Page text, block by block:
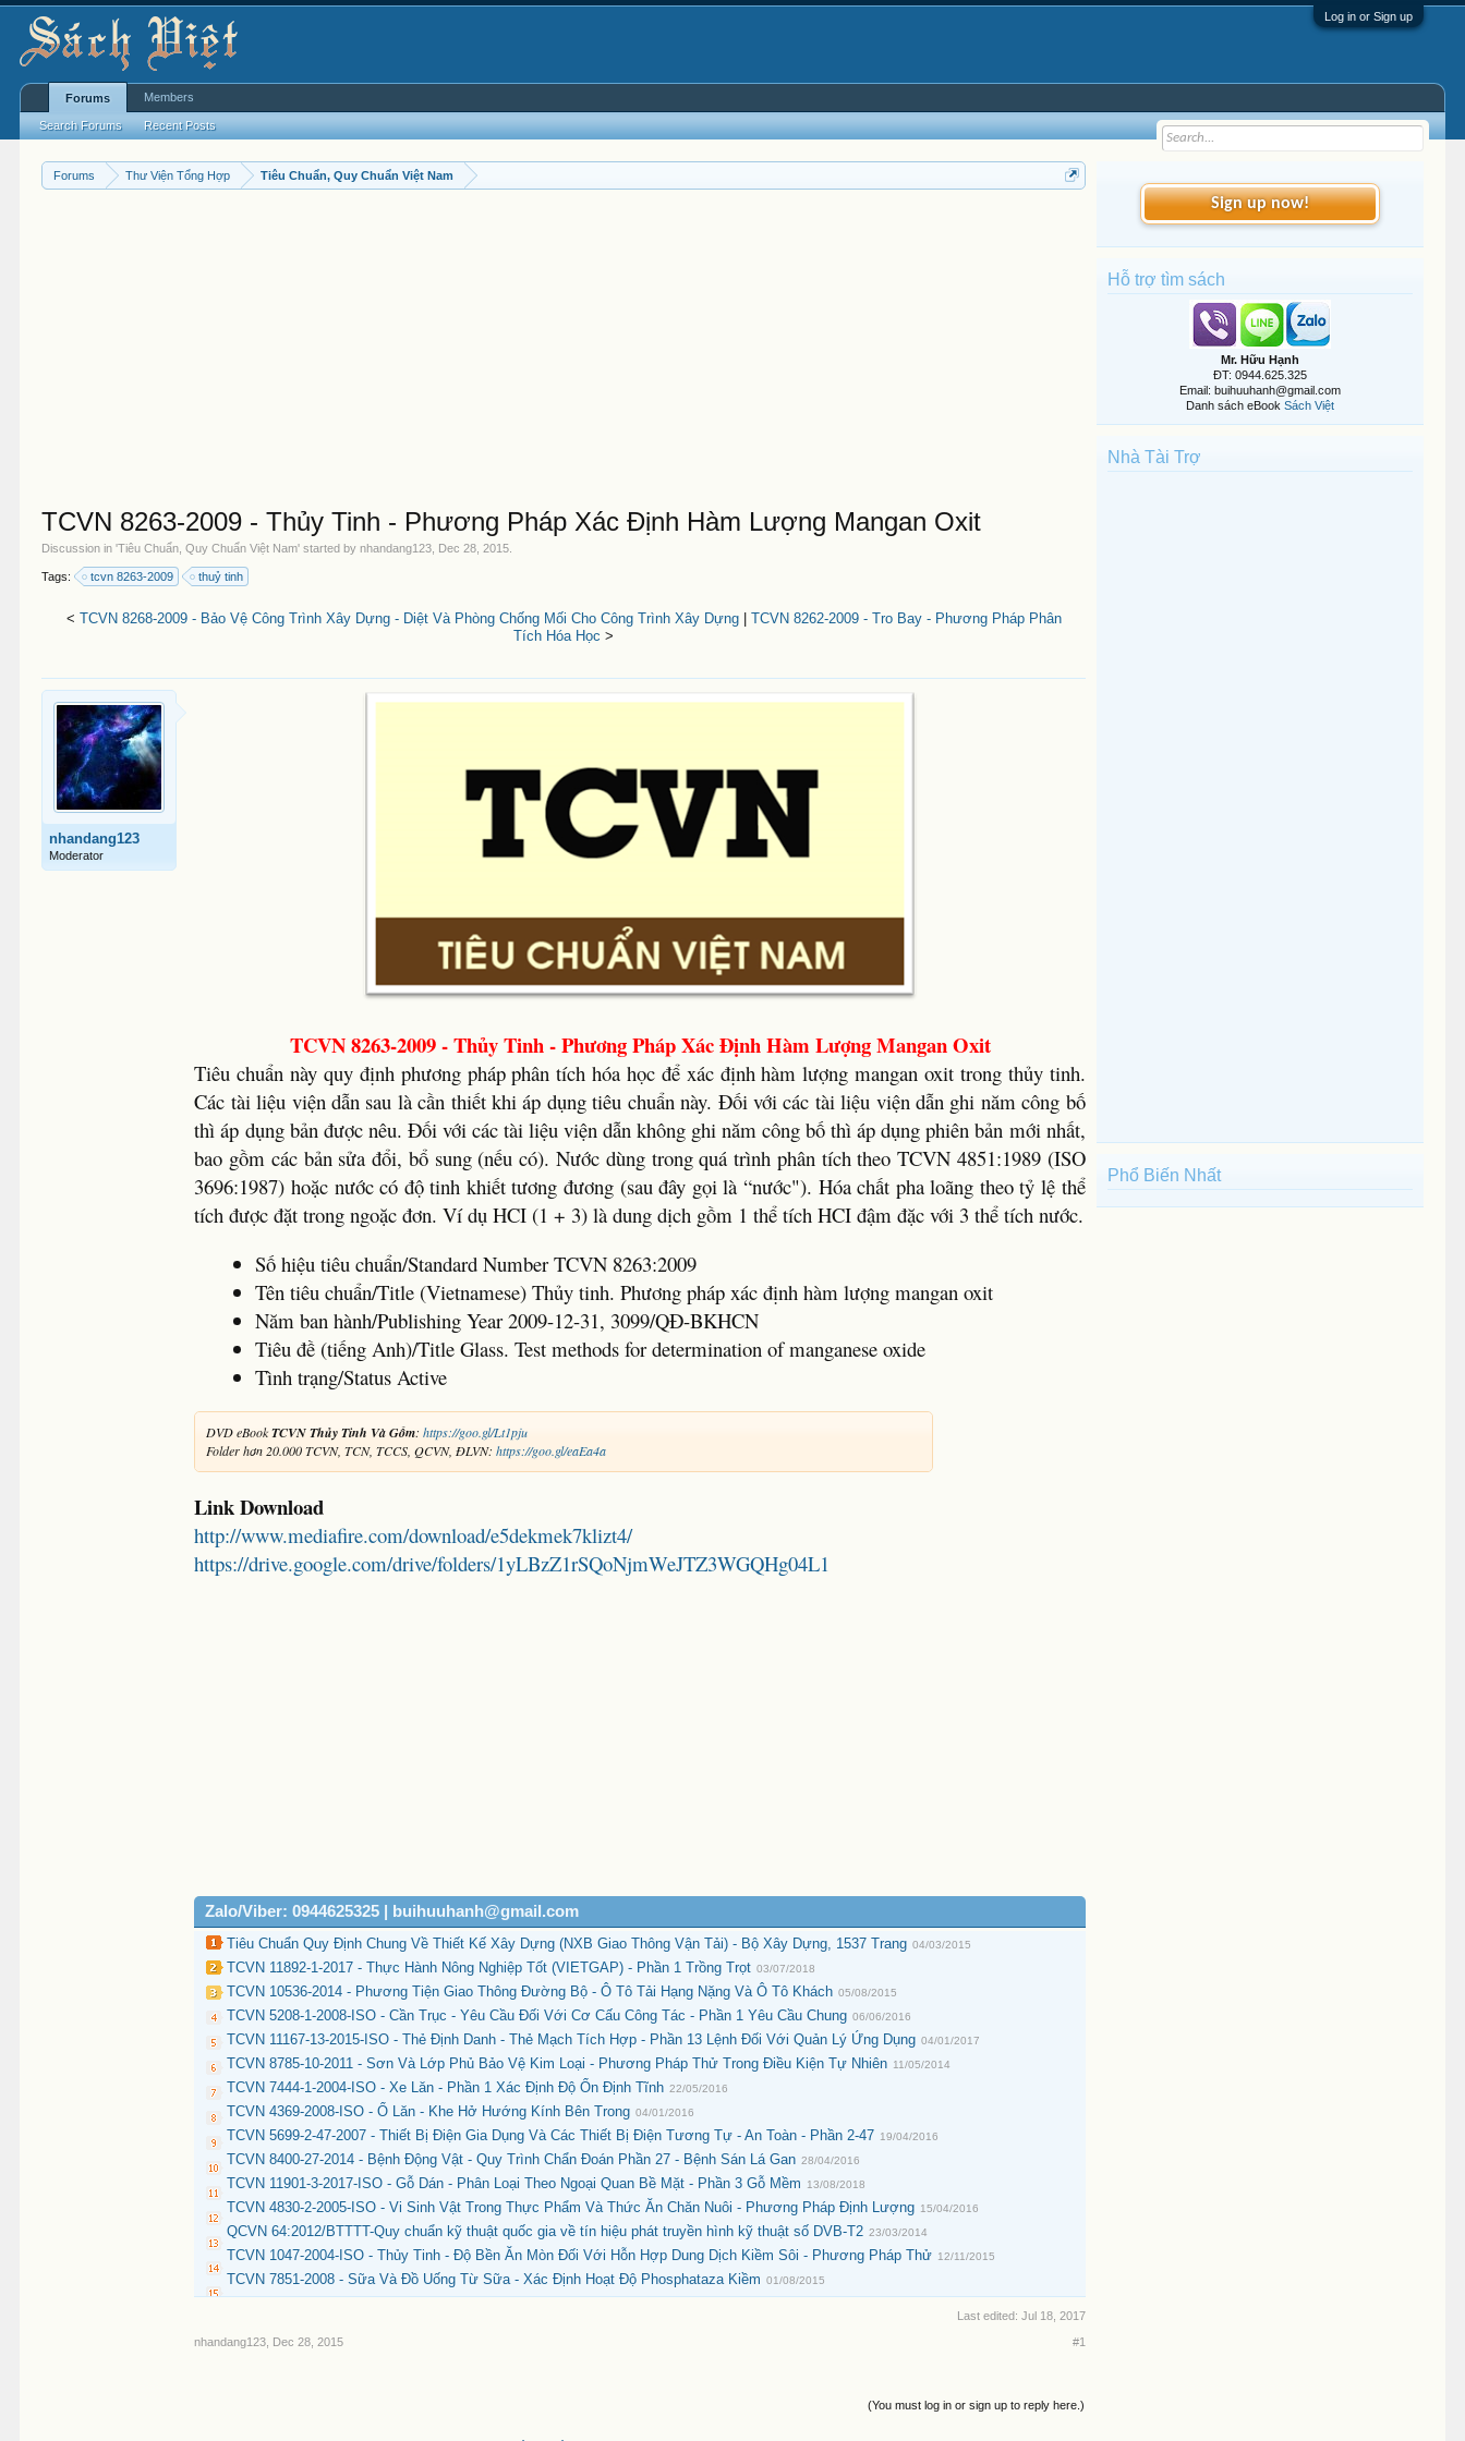
Log in or Sign up
Forums Thư Viện Tổng Hợp Tiêu Chuẩn, Quy Chuẩn Việt Nam
TCVN 8263-2009 - Thủy Tinh - Phương Pháp Xác Định Hàm Lượng Mangan Oxit
Discussion in 'Tiêu Chuẩn, Quy Chuẩn Việt Nam' started bynhandang123 Dec 28, 2015
Tags: tcvn 8263-2009 thuỷ tinh
< TCVN 8268-2009 - Bảo Vệ Công Trình Xây Dựng - Diệt Và Phòng Chống Mối Cho Công Trình Xây Dựng| TCVN 8262-2009 - Tro Bay - Phương Pháp Phân
Tích Hóa Học >
nhandang123
Moderator
TCVN 8263-2009 - Thủy Tinh - Phương Pháp Xác Định Hàm Lượng Mangan Oxit
Tiêu chuẩn này quy định phương pháp phân tích hóa học để xác định hàm lượng mangan oxit trong thủy tinh.
Các tài liệu viện dẫn sau là cần thiết khi áp dụng tiêu chuẩn này. Đối với các tài liệu viện dẫn ghi năm công bố
thì áp dụng bản được nêu. Đối với các tài liệu viện dẫn không ghi năm công bố thì áp dụng phiên bản mới nhất,
bao gồm các bản sửa đổi, bổ sung (nếu có). Nước dùng trong quá trình phân tích theo TCVN 4851:1989 (ISO
3696:1987) hoặc nước có độ tinh khiết tương đương (sau đây gọi là “nước"). Hóa chất pha loãng theo tỷ lệ thể
tích được đặt trong ngoặc đơn. Ví dụ HCI (1 + 3) là dung dịch gồm 1 thể tích HCI đậm đặc với 3 thể tích nước.
Số hiệu tiêu chuẩn/Standard Number TCVN 8263:2009
Tên tiêu chuẩn/Title (Vietnamese) Thủy tinh. Phương pháp xác định hàm lượng mangan oxit
Năm ban hành/Publishing Year 2009-12-31, 3099/QĐ-BKHCN
Tiêu đề (tiếng Anh)/Title Glass. Test methods for determination of manganese oxide
Tình trạng/Status Active
DVD eBookTCVN Thủy Tinh Và Gốm:https://goo.gl/Lt1pju
Folder hơn 20.000 TCVN, TCN, TCCS, QCVN, ĐLVN:https://goo.gl/eaEa4a
Link Download
http://www.mediafire.com/download/e5dekmek7klizt4/
https://drive.google.com/drive/folders/1yLBzZ1rSQoNjmWeJTZ3WGQHg04L1
Zalo/Viber: 0944625325 | buihuuhanh@gmail.com
Tiêu Chuẩn Quy Định Chung Về Thiết Kế Xây Dựng (NXB Giao Thông Vận Tải) - Bộ Xây Dựng, 1537 Trang 04/03/2015
TCVN 11892-1-2017 - Thực Hành Nông Nghiệp Tốt (VIETGAP) - Phần 1 Trồng Trọt 03/07/2018
TCVN 10536-2014 - Phương Tiện Giao Thông Đường Bộ - Ô Tô Tải Hạng Nặng Và Ô Tô Khách 05/08/2015
TCVN 5208-1-2008-ISO - Cần Trục - Yêu Cầu Đối Với Cơ Cấu Công Tác - Phần 1 Yêu Cầu Chung 06/06/2016
TCVN 11167-13-2015-ISO - Thẻ Định Danh - Thẻ Mạch Tích Hợp - Phần 13 Lệnh Đối Với Quản Lý Ứng Dụng 04/01/2017
TCVN 8785-10-2011 - Sơn Và Lớp Phủ Bảo Vệ Kim Loại - Phương Pháp Thử Trong Điều Kiện Tự Nhiên 11/05/2014
TCVN 7444-1-2004-ISO - Xe Lăn - Phần 1 Xác Định Độ Ổn Định Tĩnh 22/05/2016
TCVN 4369-2008-ISO - Ổ Lăn - Khe Hở Hướng Kính Bên Trong 04/01/2016
TCVN 5699-2-47-2007 - Thiết Bị Điện Gia Dụng Và Các Thiết Bị Điện Tương Tự - An Toàn - Phần 2-47 19/04/2016
TCVN 8400-27-2014 - Bệnh Động Vật - Quy Trình Chẩn Đoán Phần 27 - Bệnh Sán Lá Gan 28/04/2016
TCVN 11901-3-2017-ISO - Gỗ Dán - Phân Loại Theo Ngoại Quan Bề Mặt - Phần 3 Gỗ Mềm 13/08/2018
TCVN 4830-2-2005-ISO - Vi Sinh Vật Trong Thực Phẩm Và Thức Ăn Chăn Nuôi - Phương Pháp Định Lượng 15/04/2016
QCVN 64:2012/BTTTT-Quy chuẩn kỹ thuật quốc gia về tín hiệu phát truyền hình kỹ thuật số DVB-T2 23/03/2014
TCVN 1047-2004-ISO - Thủy Tinh - Độ Bền Ăn Mòn Đối Với Hỗn Hợp Dung Dịch Kiềm Sôi - Phương Pháp Thử 12/11/2015
TCVN 7851-2008 - Sữa Và Đồ Uống Từ Sữa - Xác Định Hoạt Độ Phosphataza Kiềm 01/08/2015
Last edited: Jul 18, 2017
nhandang123 Dec 28, 2015 #1
(You must log in or sign up to reply here.)
Sign up now!
Hỗ trợ tìm sách
Mr. Hữu Hạnh
ĐT: 0944.625.325
Email: buihuuhanh@gmail.com
Danh sách eBook Sách Việt
Nhà Tài Trợ
Phổ Biến Nhất
Forums
Search Forums Recent Posts
Members